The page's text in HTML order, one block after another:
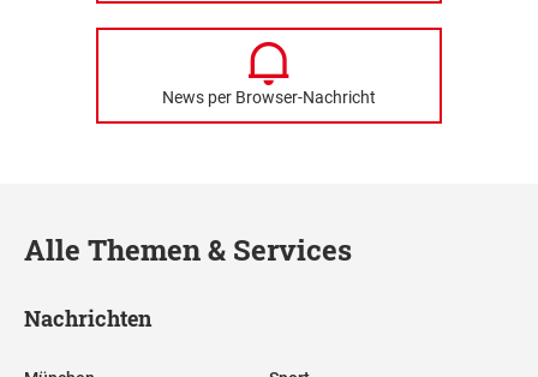
News per Browser-Nachricht
Alle Themen & Services
Nachrichten